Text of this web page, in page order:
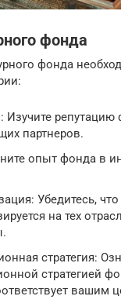
фонда
фонда
Изучите репутацию
партнеров.
опыт фонда в
Убедитесь,
на тех
стратегия:
стратегией
вашим